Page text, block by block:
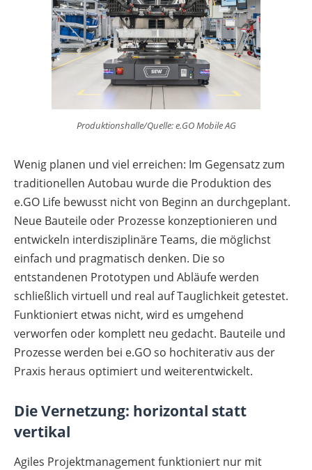
Produktionshalle/Quelle: e.GO Mobile AG
Wenig planen und viel erreichen: Im Gegensatz zum
traditionellen Autobau wurde die Produktion des
e.GO Life bewusst nicht von Beginn an durchgeplant.
Neue Bauteile oder Prozesse konzeptionieren und
entwickeln interdisziplinäre Teams, die möglichst
einfach und pragmatisch denken. Die so
entstandenen Prototypen und Abläufe werden
schließlich virtuell und real auf Tauglichkeit getestet.
Funktioniert etwas nicht, wird es umgehend
verworfen oder komplett neu gedacht. Bauteile und
Prozesse werden bei e.GO so hochiterativ aus der
Praxis heraus optimiert und weiterentwickelt.
Die Vernetzung: horizontal statt
vertikal
Agiles Projektmanagement funktioniert nur mit